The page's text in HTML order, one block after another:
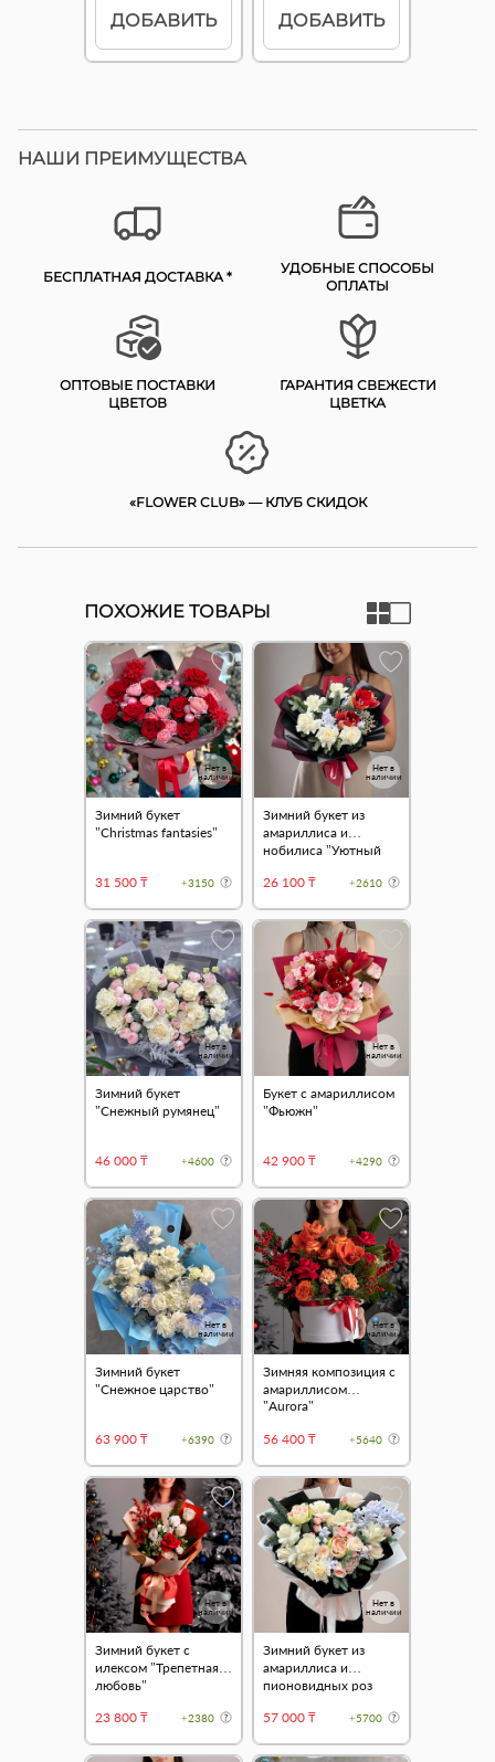
ДОБАВИТЬ ДОБАВИТЬ
НАШИ ПРЕИМУЩЕСТВА
БЕСПЛАТНАЯ ДОСТАВКА *
УДОБНЫЕ СПОСОБЫ
ОПЛАТЫ
ОПТОВЫЕ ПОСТАВКИ
ЦВЕТОВ
ГАРАНТИЯ СВЕЖЕСТИ
ЦВЕТКА
«FLOWER CLUB» — КЛУБ СКИДОК
ПОХОЖИЕ ТОВАРЫ
Нет в
наличии
Зимний букет
"Christmas fantasies"
31 500 ₸ +3150
Нет в
наличии
Зимний букет из
амариллиса и
нобилиса "Уютный
26 100 ₸
+2610
Нет в
наличии
Зимний букет
"Снежный румянец"
46 000 ₸ +4600
Нет в
наличии
Букет с амариллисом
"Фьюжн"
42 900 ₸ +4290
Нет в
наличии
Зимний букет
"Снежное царство"
63 900 ₸ +6390
Нет в
наличии
Зимняя композиция с
амариллисом
"Aurora"
56 400 ₸
+5640
Нет в
наличии
Зимний букет с
илексом "Трепетная
любовь"
23 800 ₸
+2380
Нет в
наличии
Зимний букет из
амариллиса и
пионовидных роз
57 000 ₸
+5700